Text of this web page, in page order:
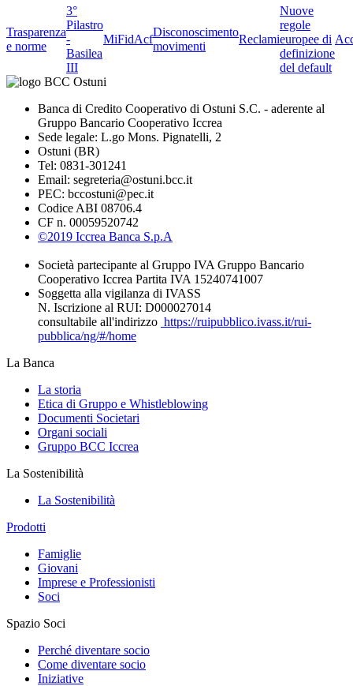
Trasparenza
e norme
3°
Pilastro
-
Basilea
III
MiFidAcf
Disconoscimento
movimenti
Reclami
Nuove
regole
europee di
definizione
del default
Banca di Credito Cooperativo di Ostuni S.C. - aderente al
Gruppo Bancario Cooperativo Iccrea
Sede legale: L.go Mons. Pignatelli, 2
Ostuni (BR)
Tel: 0831-301241
Email: segreteria@ostuni.bcc.it
PEC: bccostuni@pec.it
Codice ABI 08706.4
CF n. 00059520742
©2019 Iccrea Banca S.p.A
Società partecipante al Gruppo IVA Gruppo Bancario
Cooperativo Iccrea Partita IVA 15240741007
Soggetta alla vigilanza di IVASS
N. Iscrizione al RUI: D000027014
consultabile all'indirizzo https://ruipubblico.ivass.it/rui-
pubblica/ng/#/home
La Banca
La storia
Etica di Gruppo e Whistleblowing
Documenti Societari
Organi sociali
Gruppo BCC Iccrea
La Sostenibilità
La Sostenibilità
Prodotti
Famiglie
Giovani
Imprese e Professionisti
Soci
Spazio Soci
Perché diventare socio
Come diventare socio
Iniziative